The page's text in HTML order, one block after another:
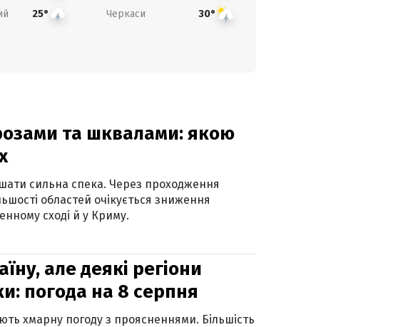
25° Черкаси 30°
та шквалами: якою
сильна спека. Через проходження
областей очікується зниження
сході й у Криму.
але деякі регіони
погода на 8 серпня
хмарну погоду з проясненнями. Більшість